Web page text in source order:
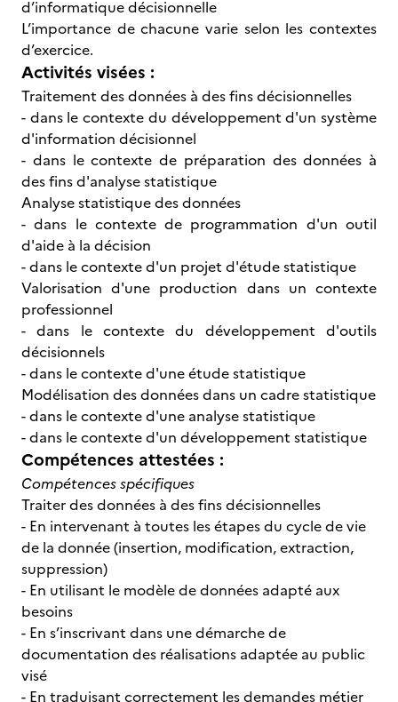
d’informatique décisionnelle
L’importance de chacune varie selon les contextes
d’exercice.
Activités visées :
Traitement des données à des fins décisionnelles
- dans le contexte du développement d'un système
d'information décisionnel
- dans le contexte de préparation des données à
des fins d'analyse statistique
Analyse statistique des données
- dans le contexte de programmation d'un outil
d'aide à la décision
- dans le contexte d'un projet d'étude statistique
Valorisation d'une production dans un contexte
professionnel
- dans le contexte du développement d'outils
décisionnels
- dans le contexte d'une étude statistique
Modélisation des données dans un cadre statistique
- dans le contexte d'une analyse statistique
- dans le contexte d'un développement statistique
Compétences attestées :
Compétences spécifiques
Traiter des données à des fins décisionnelles
- En intervenant à toutes les étapes du cycle de vie
de la donnée (insertion, modification, extraction,
suppression)
- En utilisant le modèle de données adapté aux
besoins
- En s’inscrivant dans une démarche de
documentation des réalisations adaptée au public
visé
- En traduisant correctement les demandes métier